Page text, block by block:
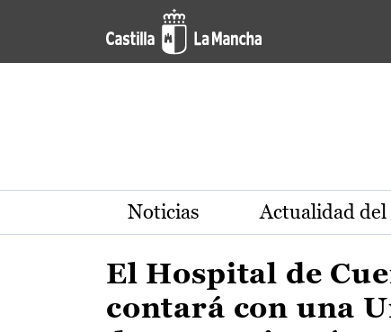
Pasar al contenido principal
Actualidad de la región de
Noticias Actualidad del
El Hospital de
contará con una